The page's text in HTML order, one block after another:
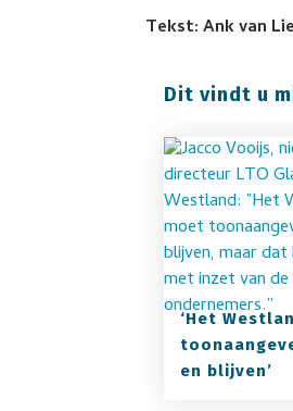
Tekst: Ank van
Dit vindt u
‘Het
en blijven’